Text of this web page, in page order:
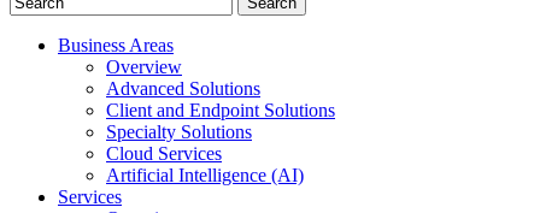
Business Areas
Overview
Advanced Solutions
Client and Endpoint Solutions
Specialty Solutions
Cloud Services
Artificial Intelligence (AI)
Services